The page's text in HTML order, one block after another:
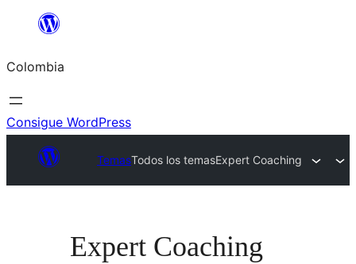
Saltar
contenido
Colombia
Consigue WordPress
TemasTodos los temasExpert Coaching
Expert Coaching